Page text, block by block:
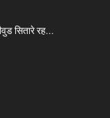
सितारे रह...